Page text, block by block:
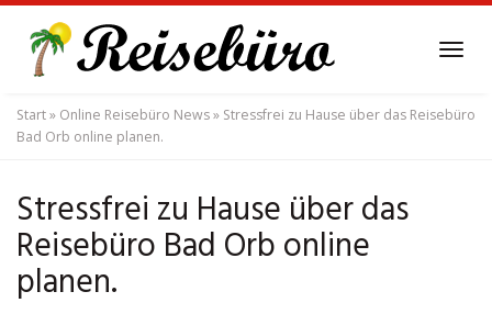
main
content
Start» Online Reisebüro News» Stressfrei zu Hause über das Reisebüro
Bad Orb online planen.
Stressfrei zu Hause über das
Reisebüro Bad Orb online
planen.